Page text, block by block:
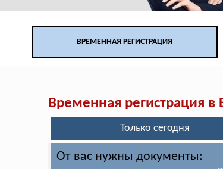
ВРЕМЕННАЯ РЕГИСТРАЦИЯ
Временная регистрация в
Только сегодня
От вас нужны документы: